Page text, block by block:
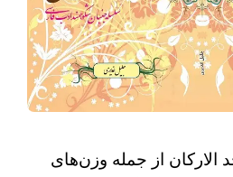
از جمله وزن‌های